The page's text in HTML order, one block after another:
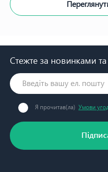
Стежте за новинками
Я прочитав(ла) Умови